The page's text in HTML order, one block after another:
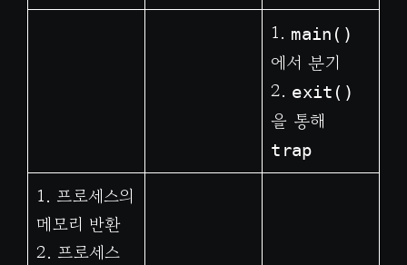
1. main()
에서 분기
2. exit()
을 통해
trap
1. 프로세스의
메모리 반환
2. 프로세스